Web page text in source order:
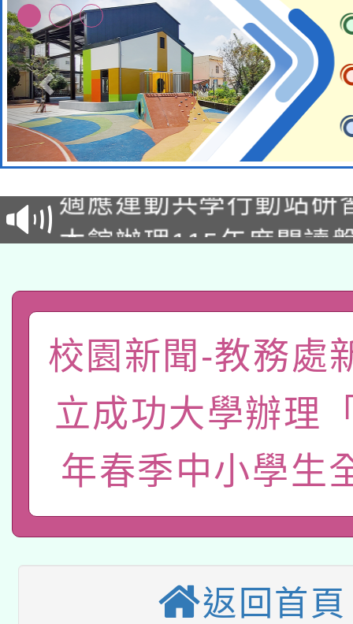
本校115學年度第2次
招甄選結果公告(無人
招)
適應運動共學行動站研
本館辦理115年度閱讀
礎課程
A3數位素養講師名單
「數位內容與教學軟體
pilot」
有關大陸委員會函釋公
薪期間赴陸應申請許可
轉知經濟部水利署委託
業技術研究院辦理「
用水績優單位及節水達
動」
115年8月22日(星期六
桃園市孔廟祈福系列
開 智慧啟航」
2026年桃園地景藝術
招甄選結果公告(無人
適應運動共學行動站研
校園新聞-教務處
立成功大學辦理
年春季中小學生
返回首頁